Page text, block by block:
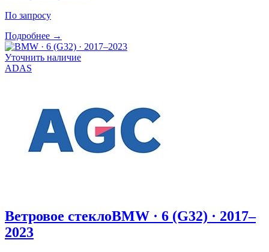
По запросу
Подробнее →
Уточнить наличие
ADAS
Ветровое стеклоBMW · 6 (G32) · 2017–
2023